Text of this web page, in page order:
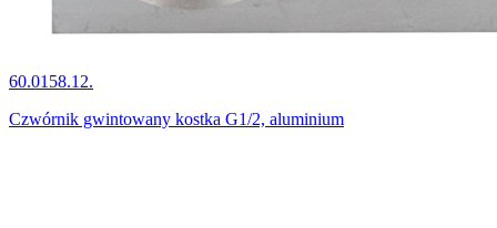
60.0158.12.
Czwórnik gwintowany kostka G1/2, aluminium